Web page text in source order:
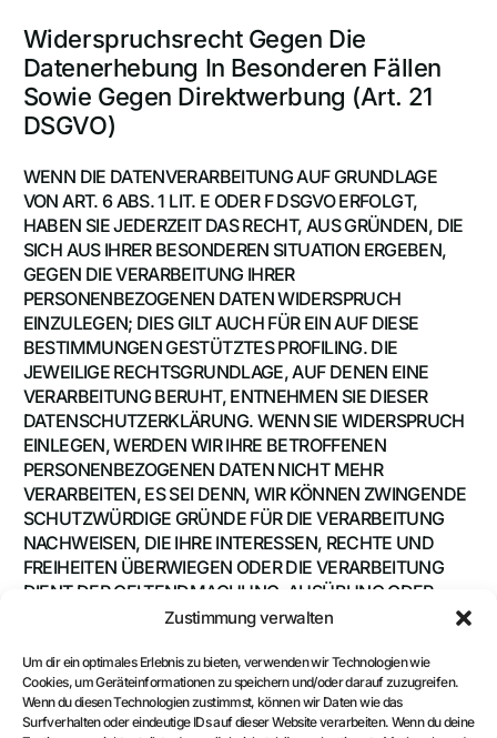
Zustimmung verwalten
Um dir ein optimales Erlebnis zu bieten, verwenden wir Technologien wie
Cookies, um Geräteinformationen zu speichern und/oder darauf zuzugreifen.
Wenn du diesen Technologien zustimmst, können wir Daten wie das
Surfverhalten oder eindeutige IDs auf dieser Website verarbeiten. Wenn du deine
Widerspruchsrecht Gegen Die
Datenerhebung In Besonderen Fällen
Sowie Gegen Direktwerbung (Art. 21
DSGVO)
WENN DIE DATENVERARBEITUNG AUF GRUNDLAGE
VON ART. 6 ABS. 1 LIT. E ODER F DSGVO ERFOLGT,
HABEN SIE JEDERZEIT DAS RECHT, AUS GRÜNDEN, DIE
SICH AUS IHRER BESONDEREN SITUATION ERGEBEN,
GEGEN DIE VERARBEITUNG IHRER
PERSONENBEZOGENEN DATEN WIDERSPRUCH
EINZULEGEN; DIES GILT AUCH FÜR EIN AUF DIESE
BESTIMMUNGEN GESTÜTZTES PROFILING. DIE
JEWEILIGE RECHTSGRUNDLAGE, AUF DENEN EINE
VERARBEITUNG BERUHT, ENTNEHMEN SIE DIESER
DATENSCHUTZERKLÄRUNG. WENN SIE WIDERSPRUCH
EINLEGEN, WERDEN WIR IHRE BETROFFENEN
PERSONENBEZOGENEN DATEN NICHT MEHR
VERARBEITEN, ES SEI DENN, WIR KÖNNEN ZWINGENDE
SCHUTZWÜRDIGE GRÜNDE FÜR DIE VERARBEITUNG
NACHWEISEN, DIE IHRE INTERESSEN, RECHTE UND
FREIHEITEN ÜBERWIEGEN ODER DIE VERARBEITUNG
DIENT DER GELTENDMACHUNG, AUSÜBUNG ODER
VERTEIDIGUNG VON RECHTSANSPRÜCHEN
WERDEN IHRE PERSONENBEZOGENEN DATEN
VERARBEITET, UM DIREKTWERBUNG ZU BETREIBEN, SO
HABEN SIE DAS RECHT, JEDERZEIT WIDERSPRUCH